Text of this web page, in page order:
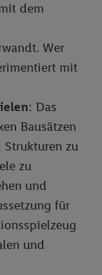
dem
Wer
mit
: Das
Bausätzen
Strukturen zu
zu
und
für
und